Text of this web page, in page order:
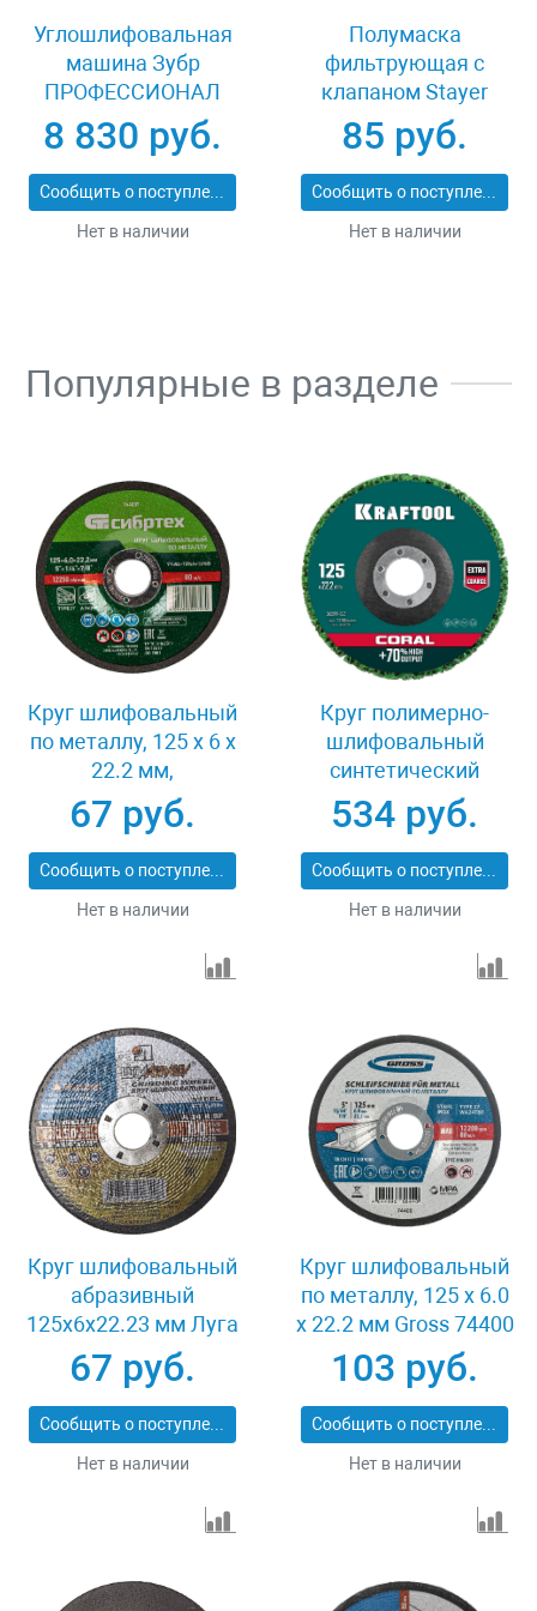
Углошлифовальная
машина Зубр
ПРОФЕССИОНАЛ
УШМ-П230-2100 ПВ
8 830 руб.
Сообщить о поступлении
Нет в наличии
Полумаска
фильтрующая с
клапаном Stayer
MASTER 11116
85 руб.
Сообщить о поступлении
Нет в наличии
Популярные в разделе
Круг шлифовальный
по металлу, 125 х 6 х
22.2 мм,
9%WA+75%A+16%B,
Сибртех 744007
67 руб.
Сообщить о поступлении
Нет в наличии
Круг полимерно-
шлифовальный
синтетический
абразивный 125х22.2
мм Kraftool CORAL
36599-125
534 руб.
Сообщить о поступлении
Нет в наличии
Круг шлифовальный
абразивный
125x6x22.23 мм Луга
3650-125-06
67 руб.
Сообщить о поступлении
Нет в наличии
Круг шлифовальный
по металлу, 125 х 6.0
х 22.2 мм Gross 74400
103 руб.
Сообщить о поступлении
Нет в наличии